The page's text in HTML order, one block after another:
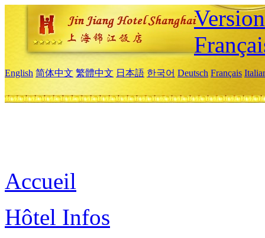
English 简体中文 繁體中文 日本語 한국어 Deutsch Français
Accueil
Hôtel Infos